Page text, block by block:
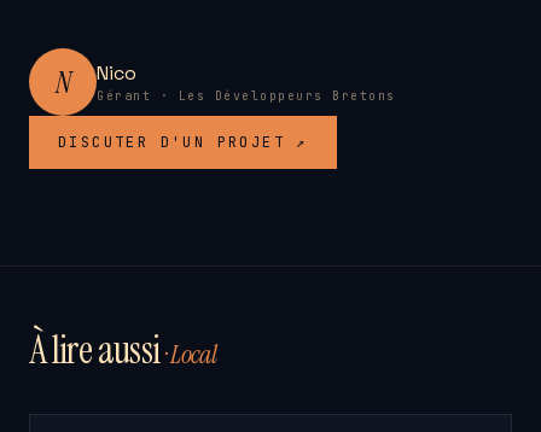
N Nico
Gérant · Les Développeurs Bretons
DISCUTER D'UN PROJET ↗
À lire aussi· Local